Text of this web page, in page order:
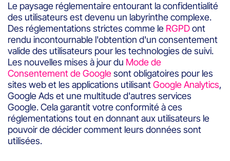
Le paysage réglementaire entourant la confidentialité
des utilisateurs est devenu un labyrinthe complexe.
Des réglementations strictes comme le RGPDont
rendu incontournable l'obtention d'un consentement
valide des utilisateurs pour les technologies de suivi.
Les nouvelles mises à jour du Mode de
Consentement de Googlesont obligatoires pour les
sites web et les applications utilisantGoogle Analytics,
Google Ads et une multitude d'autres services
Google. Cela garantit votre conformité à ces
réglementations tout en donnant aux utilisateurs le
pouvoir de décider comment leurs données sont
utilisées.